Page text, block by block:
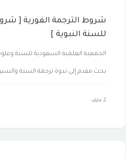
شروط الترجمة الفورية [
للسنة النبوية ]
الجمعية العلمية السعودية للسنة
بحث مقدم إلى ندوة ترجمة السنة
2 ملف